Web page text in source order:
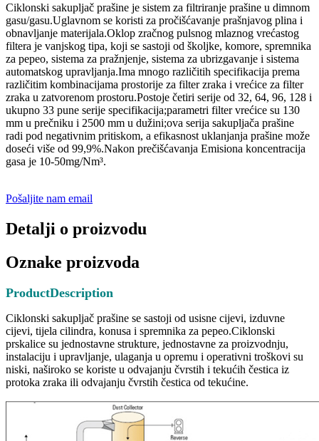
Ciklonski sakupljač prašine je sistem za filtriranje prašine u dimnom
gasu/gasu.Uglavnom se koristi za pročišćavanje prašnjavog plina i
obnavljanje materijala.Oklop zračnog pulsnog mlaznog vrećastog
filtera je vanjskog tipa, koji se sastoji od školjke, komore, spremnika
za pepeo, sistema za pražnjenje, sistema za ubrizgavanje i sistema
automatskog upravljanja.Ima mnogo različitih specifikacija prema
različitim kombinacijama prostorije za filter zraka i vrećice za filter
zraka u zatvorenom prostoru.Postoje četiri serije od 32, 64, 96, 128 i
ukupno 33 pune serije specifikacija;parametri filter vrećice su 130
mm u prečniku i 2500 mm u dužini;ova serija sakupljača prašine
radi pod negativnim pritiskom, a efikasnost uklanjanja prašine može
doseći više od 99,9%.Nakon prečišćavanja Emisiona koncentracija
gasa je 10-50mg/Nm³.
Pošaljite nam email
Detalji o proizvodu
Oznake proizvoda
ProductDescription
Ciklonski sakupljač prašine se sastoji od usisne cijevi, izduvne
cijevi, tijela cilindra, konusa i spremnika za pepeo.Ciklonski
prskalice su jednostavne strukture, jednostavne za proizvodnju,
instalaciju i upravljanje, ulaganja u opremu i operativni troškovi su
niski, naširoko se koriste u odvajanju čvrstih i tekućih čestica iz
protoka zraka ili odvajanju čvrstih čestica od tekućine.